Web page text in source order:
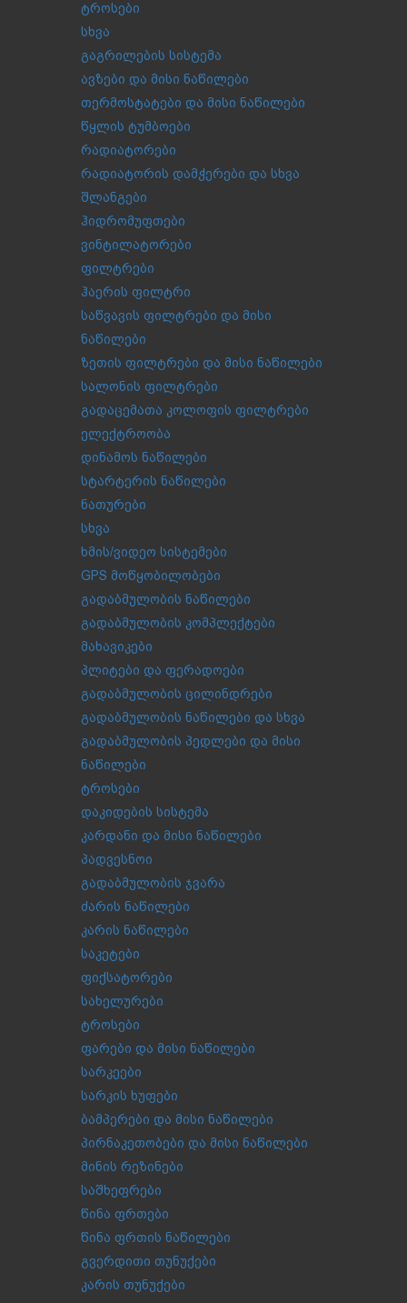
ტროსები
სხვა
გაგრილების სისტემა
ავზები და მისი ნაწილები
თერმოსტატები და მისი ნაწილები
წყლის ტუმბოები
რადიატორები
რადიატორის დამჭერები და სხვა
შლანგები
ჰიდრომუფთები
ვინტილატორები
ფილტრები
ჰაერის ფილტრი
საწვავის ფილტრები და მისი
ნაწილები
ზეთის ფილტრები და მისი ნაწილები
სალონის ფილტრები
გადაცემათა კოლოფის ფილტრები
ელექტროობა
დინამოს ნაწილები
სტარტერის ნაწილები
ნათურები
სხვა
ხმის/ვიდეო სისტემები
GPS მოწყობილობები
გადაბმულობის ნაწილები
გადაბმულობის კომპლექტები
მახავიკები
პლიტები და ფერადოები
გადაბმულობის ცილინდრები
გადაბმულობის ნაწილები და სხვა
გადაბმულობის პედლები და მისი
ნაწილები
ტროსები
დაკიდების სისტემა
კარდანი და მისი ნაწილები
პადვესნოი
გადაბმულობის ჯვარა
ძარის ნაწილები
კარის ნაწილები
საკეტები
ფიქსატორები
სახელურები
ტროსები
ფარები და მისი ნაწილები
სარკეები
სარკის ხუფები
ბამპერები და მისი ნაწილები
პირნაკეთობები და მისი ნაწილები
მინის რეზინები
საშხეფრები
წინა ფრთები
წინა ფრთის ნაწილები
გვერდითი თუნუქები
კარის თუნუქები